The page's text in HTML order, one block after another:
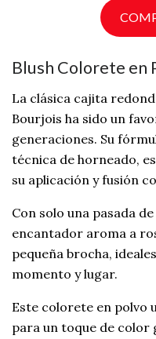
Blush Colorete en
La clásica cajita
Bourjois ha sido un
generaciones. Su
técnica de horneado,
su aplicación y fusión
Con solo una pasada
encantador aroma a
pequeña brocha,
momento y lugar.
Este colorete en polvo
para un toque de color